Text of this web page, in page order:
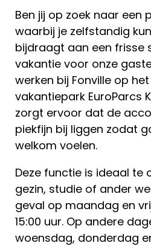
Ben jij op zoek naar een
waarbij je zelfstandig
bijdraagt aan een frisse
vakantie voor onze
werken bij Fonville op
vakantiepark EuroParcs
zorgt ervoor dat de
piekfijn bij liggen zodat
welkom voelen.
Deze functie is ideaal te
gezin, studie of ander
geval op maandag en
15:00 uur. Op andere
woensdag, donderdag